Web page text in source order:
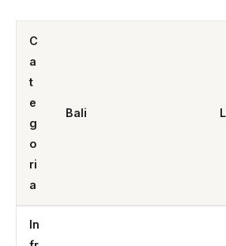
C
a
t
e
g
o
ri
a
Bali
In